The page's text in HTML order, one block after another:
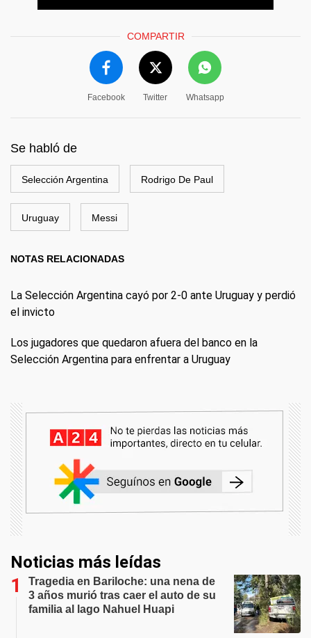
COMPARTIR
Facebook Twitter Whatsapp
Se habló de
Selección Argentina Rodrigo De Paul
Uruguay Messi
NOTAS RELACIONADAS
La Selección Argentina cayó por 2-0 ante Uruguay y perdió
el invicto
Los jugadores que quedaron afuera del banco en la
Selección Argentina para enfrentar a Uruguay
Noticias más leídas
Tragedia en Bariloche: una nena de
3 años murió tras caer el auto de su
familia al lago Nahuel Huapi